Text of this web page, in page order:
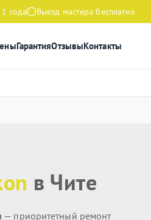
1 года Выезд мастера бесплатно
ГарантияОтзывыКонтакты
в Чите
— приоритетный ремонт